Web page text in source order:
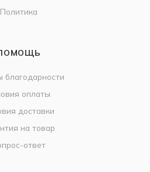
Политика
благодарности
оплаты
доставки
на товар
ответ